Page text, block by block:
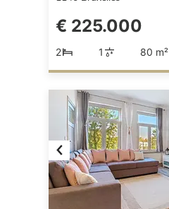
€ 225.000
2 1 80 m²
Previous